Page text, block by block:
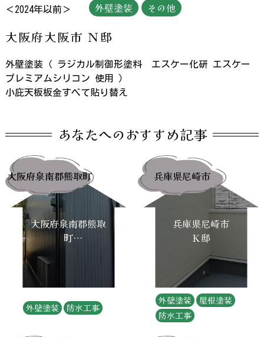
＜2024年以前＞ 外壁塗装 その他
大阪府大阪市 Ｎ邸
外壁塗装（ ラジカル制御形塗料 エスケー化研 エスケー
プレミアムシリコン 使用 ）
小庇天板板金すべて貼り替え
あなたへのおすすめ記事
大阪府泉南郡熊取町
大阪府泉南郡熊取
町
外壁塗装 防水工事
兵庫県尼崎市
兵庫県尼崎市
Ｋ邸
外壁塗装
屋根塗装
防水工事